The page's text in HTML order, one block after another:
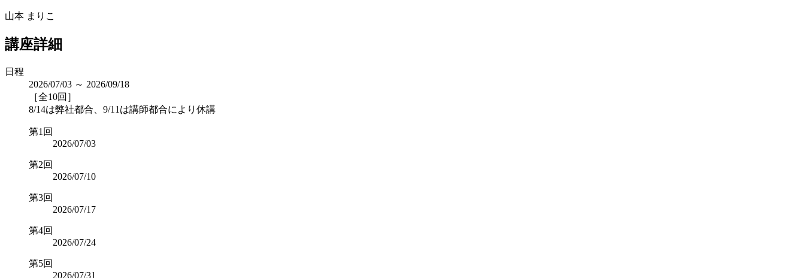
山本 まりこ
講座詳細
日程
2026/07/03 ～ 2026/09/18
［全10回］
8/14は弊社都合、9/11は講師都合により休講
第1回
2026/07/03
第2回
2026/07/10
第3回
2026/07/17
第4回
2026/07/24
第5回
2026/07/31